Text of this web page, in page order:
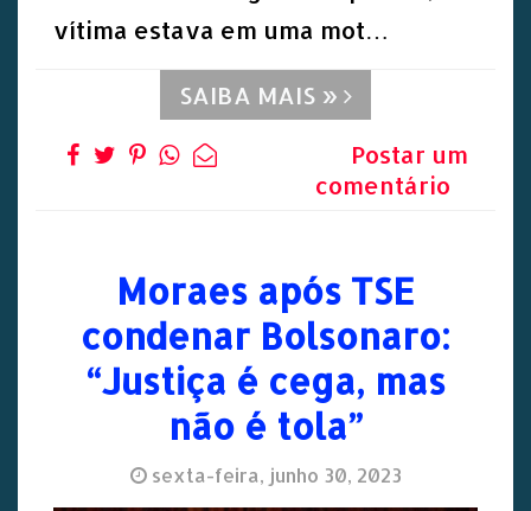
vítima estava em uma mot…
SAIBA MAIS »
Postar um
comentário
Moraes após TSE
condenar Bolsonaro:
“Justiça é cega, mas
não é tola”
sexta-feira, junho 30, 2023